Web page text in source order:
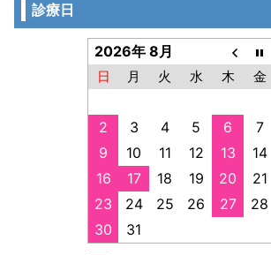
診療日
2026年 8月
日 月 火 水 木 金
2
3 4 5 6 7
9
10 11 12 13 14
16
17 18 19 20 21
23
24 25 26 27 28
30
31